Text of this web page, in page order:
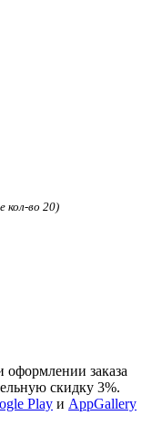
кол-во 20)
оформлении заказа
скидку 3%.
Play и AppGallery